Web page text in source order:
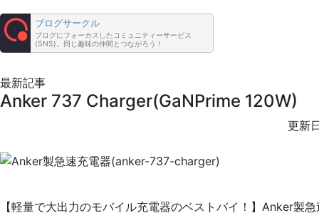
ブログサークル
ブログにフォーカスしたコミュニティーサービス
(SNS)。同じ趣味の仲間とつながろう！
最新記事
Anker 737 Charger(GaNPrime 120W)
更新
【軽量で大出力のモバイル充電器のベストバイ！】Anker